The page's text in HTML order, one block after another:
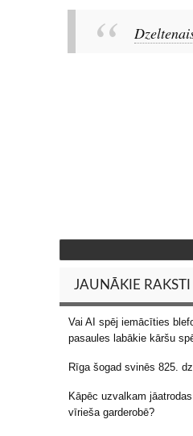
JAUNĀKIE RAKSTI
Vai AI spēj iemācīties
pasaules labākie kāršu
Rīga šogad svinēs 825.
Kāpēc uzvalkam
vīrieša garderobē?